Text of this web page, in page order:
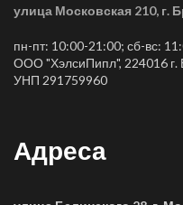
улица Московская 210, г.
пн-пт: 10:00-21:00; сб-вс:
ООО "ХэлсиПипл", 224016 г.
УНП 291759960
Адреса